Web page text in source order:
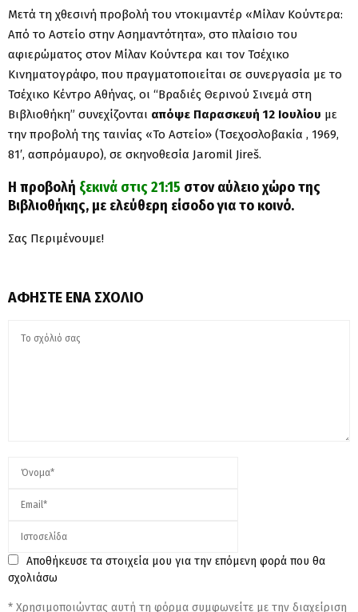
Μετά τη χθεσινή προβολή του ντοκιμαντέρ «Mίλαν Κούντερα:
Από το Αστείο στην Ασημαντότητα», στο πλαίσιο του
αφιερώματος στον Μίλαν Κούντερα και τον Τσέχικο
Κινηματογράφο, που πραγματοποιείται σε συνεργασία με το
Τσέχικο Κέντρο Αθήνας, οι “Βραδιές Θερινού Σινεμά στη
Βιβλιοθήκη” συνεχίζονται απόψε Παρασκευή 12 Ιουλίου με
την προβολή της ταινίας «Το Αστείο» (Tσεχοσλοβακία , 1969,
81′, ασπρόμαυρο), σε σκηνοθεσία Jaromil Jireš.
Η προβολή ξεκινά στις 21:15 στον αύλειο χώρο της
Βιβλιοθήκης, με ελεύθερη είσοδο για το κοινό.
Σας Περιμένουμε!
ΑΦΉΣΤΕ ΈΝΑ ΣΧΌΛΙΟ
Αποθήκευσε τα στοιχεία μου για την επόμενη φορά που θα
σχολιάσω
* Χρησιμοποιώντας αυτή τη φόρμα συμφωνείτε με την διαχείριση